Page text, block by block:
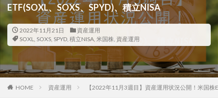
ETF(SOXL、SOXS、SPYD)、積立NISA
2022年11月21日
資産運用
SOXL, SOXS, SPYD, 積立NISA, 米国株, 資産運用
HOME 資産運用 【2022年11月3週目】資産運用状況公開！米国株